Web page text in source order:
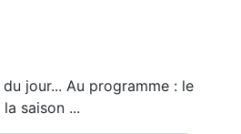
jour... Au programme : le
saison ...